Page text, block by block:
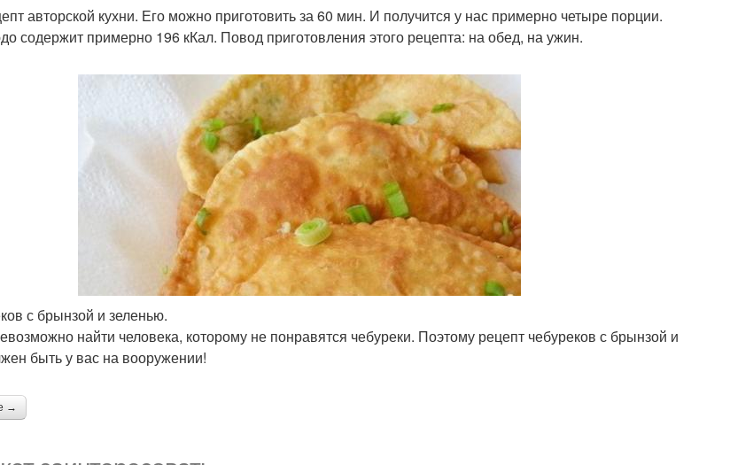
авторской кухни. Его можно приготовить за 60 мин. И получится у нас примерно четыре порции.
содержит примерно 196 кКал. Повод приготовления этого рецепта: на обед, на ужин.
с брынзой и зеленью.
найти человека, которому не понравятся чебуреки. Поэтому рецепт чебуреков с брынзой и
быть у вас на вооружении!
→